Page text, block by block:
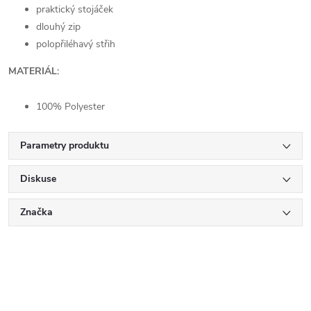
praktický stojáček
dlouhý zip
polopřiléhavý střih
MATERIÁL:
100% Polyester
Parametry produktu
Diskuse
Značka